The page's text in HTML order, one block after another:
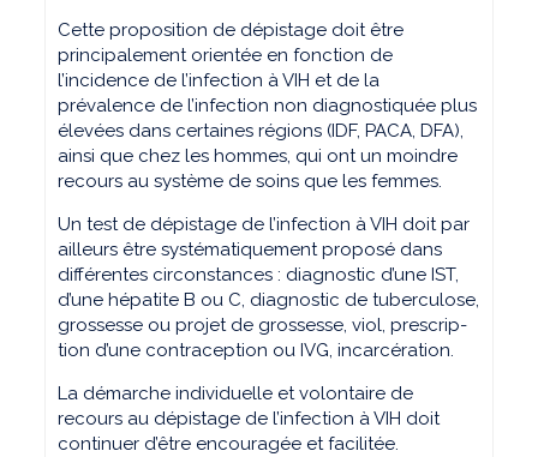
Cette proposition de dépistage doit être
principalement orientée en fonction de
l’incidence de l’infection à VIH et de la
prévalence de l’infection non diagnostiquée plus
élevées dans certaines régions (IDF, PACA, DFA),
ainsi que chez les hommes, qui ont un moindre
recours au système de soins que les femmes.
Un test de dépistage de l’infection à VIH doit par
ailleurs être systématiquement proposé dans
différentes circonstances : diagnostic d’une IST,
d’une hépatite B ou C, diagnostic de tuberculose,
grossesse ou projet de grossesse, viol, prescrip­
tion d’une contraception ou IVG, incarcération.
La démarche individuelle et volontaire de
recours au dépistage de l’infection à VIH doit
continuer d’être encouragée et facilitée.